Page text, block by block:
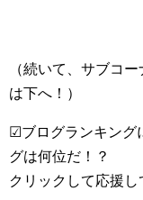
（続いて、サブコ
は下へ！）
☑ブログランキング
グは何位だ！？
クリックして応援